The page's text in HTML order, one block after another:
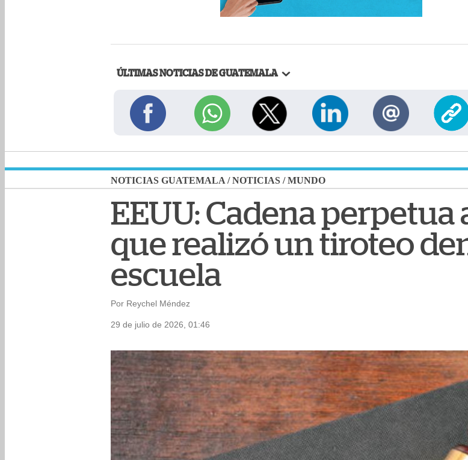
ÚLTIMAS NOTICIAS DE GUATEMALA
NOTICIAS GUATEMALA /NOTICIAS /MUNDO
EEUU: Cadena perpetua
que realizó un tiroteo
escuela
Por Reychel Méndez
29 de julio de 2026, 01:46